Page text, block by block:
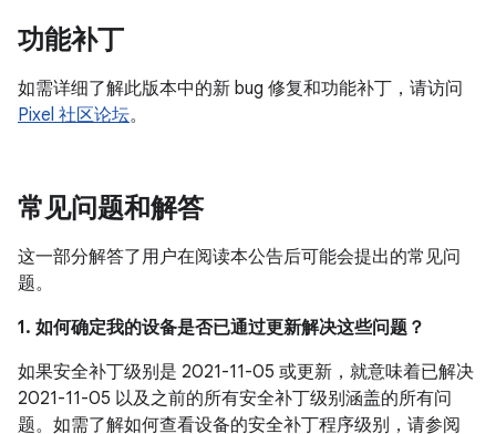
功能补丁
如需详细了解此版本中的新 bug 修复和功能补丁，请访问
Pixel 社区论坛。
常见问题和解答
这一部分解答了用户在阅读本公告后可能会提出的常见问
题。
1. 如何确定我的设备是否已通过更新解决这些问题？
如果安全补丁级别是 2021-11-05 或更新，就意味着已解决
2021-11-05 以及之前的所有安全补丁级别涵盖的所有问
题。如需了解如何查看设备的安全补丁程序级别，请参阅